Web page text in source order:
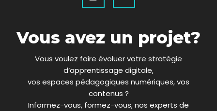
r
x
i e
e
Vous avez un projet?
Vous voulez faire évoluer votre stratégie
d’apprentissage digitale,
vos espaces pédagogiques numériques, vos
contenus ?
Informez-vous, formez-vous, nos experts de